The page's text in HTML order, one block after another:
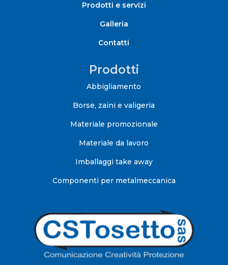
Prodotti e servizi
Galleria
Contatti
Prodotti
Abbigliamento
Borse, zaini e valigeria
Materiale promozionale
Materiale da lavoro
Imballaggi take away
Componenti per metalmeccanica